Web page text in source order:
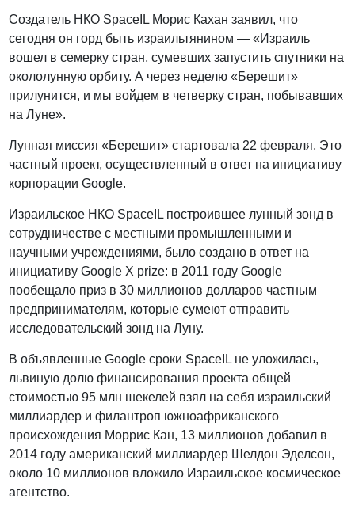
Создатель НКО SpaceIL Морис Кахан заявил, что
сегодня он горд быть израильтянином — «Израиль
вошел в семерку стран, сумевших запустить спутники на
окололунную орбиту. А через неделю «Берешит»
прилунится, и мы войдем в четверку стран, побывавших
на Луне».
Лунная миссия «Берешит» стартовала 22 февраля. Это
частный проект, осуществленный в ответ на инициативу
корпорации Google.
Израильское НКО SpaceIL построившее лунный зонд в
сотрудничестве с местными промышленными и
научными учреждениями, было создано в ответ на
инициативу Google X prize: в 2011 году Google
пообещало приз в 30 миллионов долларов частным
предпринимателям, которые сумеют отправить
исследовательский зонд на Луну.
В объявленные Google сроки SpaceIL не уложилась,
львиную долю финансирования проекта общей
стоимостью 95 млн шекелей взял на себя израильский
миллиардер и филантроп южноафриканского
происхождения Моррис Кан, 13 миллионов добавил в
2014 году американский миллиардер Шелдон Эделсон,
около 10 миллионов вложило Израильское космическое
агентство.